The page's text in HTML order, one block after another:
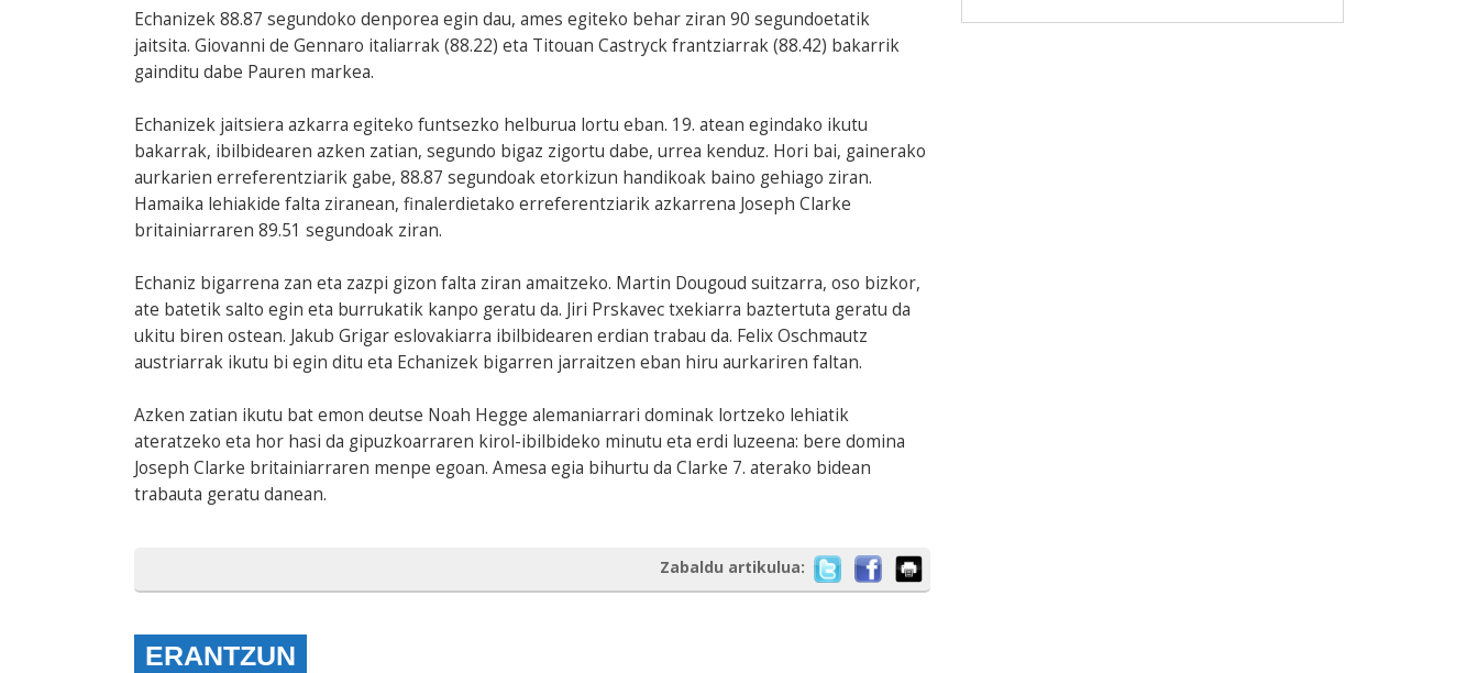
Echanizek 88.87 segundoko denporea egin dau, ames egiteko behar ziran 90 segundoetatik
jaitsita. Giovanni de Gennaro italiarrak (88.22) eta Titouan Castryck frantziarrak (88.42) bakarrik
gainditu dabe Pauren markea.
Echanizek jaitsiera azkarra egiteko funtsezko helburua lortu eban. 19. atean egindako ikutu
bakarrak, ibilbidearen azken zatian, segundo bigaz zigortu dabe, urrea kenduz. Hori bai, gainerako
aurkarien erreferentziarik gabe, 88.87 segundoak etorkizun handikoak baino gehiago ziran.
Hamaika lehiakide falta ziranean, finalerdietako erreferentziarik azkarrena Joseph Clarke
britainiarraren 89.51 segundoak ziran.
Echaniz bigarrena zan eta zazpi gizon falta ziran amaitzeko. Martin Dougoud suitzarra, oso bizkor,
ate batetik salto egin eta burrukatik kanpo geratu da. Jiri Prskavec txekiarra baztertuta geratu da
ukitu biren ostean. Jakub Grigar eslovakiarra ibilbidearen erdian trabau da. Felix Oschmautz
austriarrak ikutu bi egin ditu eta Echanizek bigarren jarraitzen eban hiru aurkariren faltan.
Azken zatian ikutu bat emon deutse Noah Hegge alemaniarrari dominak lortzeko lehiatik
ateratzeko eta hor hasi da gipuzkoarraren kirol-ibilbideko minutu eta erdi luzeena: bere domina
Joseph Clarke britainiarraren menpe egoan. Amesa egia bihurtu da Clarke 7. aterako bidean
trabauta geratu danean.
Zabaldu artikulua:
ERANTZUN